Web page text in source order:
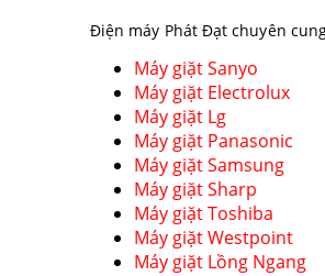
Điện máy Phát Đạt chuyên
Máy giặt Sanyo
Máy giặt Electrolux
Máy giặt Lg
Máy giặt Panasonic
Máy giặt Samsung
Máy giặt Sharp
Máy giặt Toshiba
Máy giặt Westpoint
Máy giặt Lồng Ngang